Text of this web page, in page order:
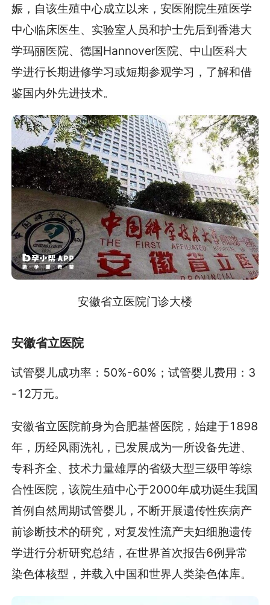
娠，自该生殖中心成立以来，安医附院生殖医学
中心临床医生、实验室人员和护士先后到香港大
学玛丽医院、德国Hannover医院、中山医科大
学进行长期进修学习或短期参观学习，了解和借
鉴国内外先进技术。
安徽省立医院门诊大楼
安徽省立医院
试管婴儿成功率：50%-60%；试管婴儿费用：3
-12万元。
安徽省立医院前身为合肥基督医院，始建于1898
年，历经风雨洗礼，已发展成为一所设备先进、
专科齐全、技术力量雄厚的省级大型三级甲等综
合性医院，该院生殖中心于2000年成功诞生我国
首例自然周期试管婴儿，不断开展遗传性疾病产
前诊断技术的研究，对复发性流产夫妇细胞遗传
学进行分析研究总结，在世界首次报告6例异常
染色体核型，并载入中国和世界人类染色体库。